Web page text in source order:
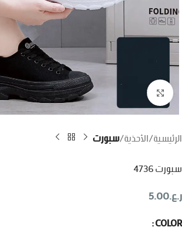
اضغط للتكبير
الرئيسية الأحذية سبورت
سبورت 4736
ر.ع.5.00
COLOR